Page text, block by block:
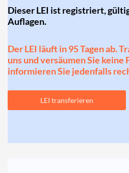
Dieser LEI ist registriert,
Auflagen.
Der LEI läuft in 95 Tagen ab.
uns und versäumen Sie
informieren Sie jedenfalls
LEI transferieren